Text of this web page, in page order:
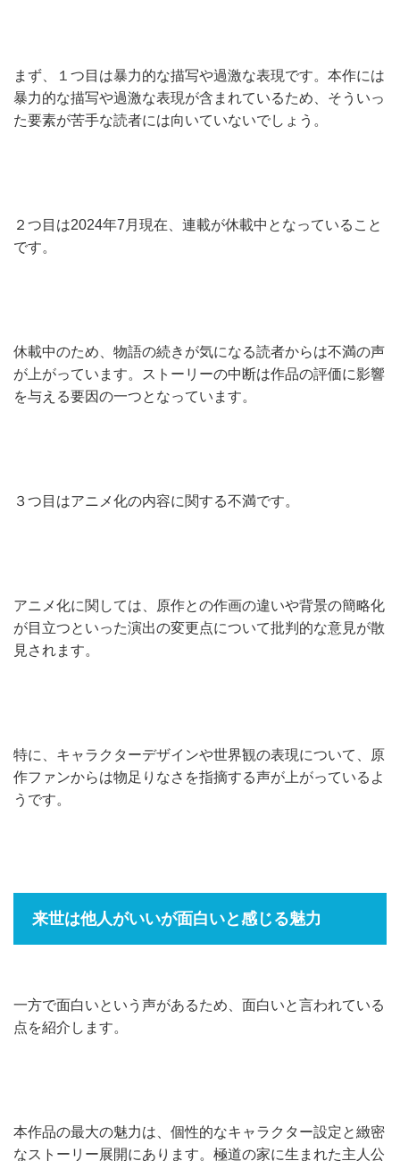
まず、１つ目は暴力的な描写や過激な表現です。本作には
暴力的な描写や過激な表現が含まれているため、そういっ
た要素が苦手な読者には向いていないでしょう。
２つ目は2024年7月現在、連載が休載中となっていること
です。
休載中のため、物語の続きが気になる読者からは不満の声
が上がっています。ストーリーの中断は作品の評価に影響
を与える要因の一つとなっています。
３つ目はアニメ化の内容に関する不満です。
アニメ化に関しては、原作との作画の違いや背景の簡略化
が目立つといった演出の変更点について批判的な意見が散
見されます。
特に、キャラクターデザインや世界観の表現について、原
作ファンからは物足りなさを指摘する声が上がっているよ
うです。
来世は他人がいいが面白いと感じる魅力
一方で面白いという声があるため、面白いと言われている
点を紹介します。
本作品の最大の魅力は、個性的なキャラクター設定と緻密
なストーリー展開にあります。極道の家に生まれた主人公